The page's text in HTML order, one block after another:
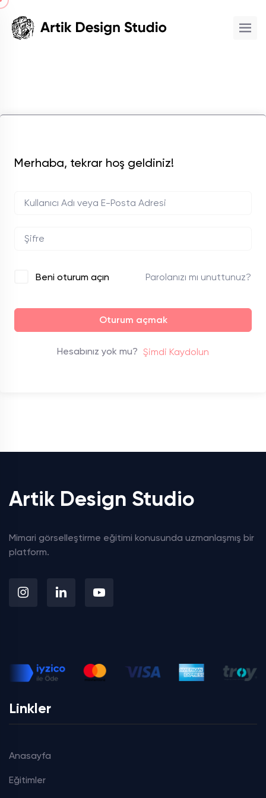
Merhaba, tekrar hoş geldiniz!
Beni oturum açın Parolanızı mı unuttunuz?
Oturum açmak
Hesabınız yok mu? Şimdi Kaydolun
Artik Design Studio
Mimari görselleştirme eğitimi konusunda uzmanlaşmış bir
platform.
Linkler
Anasayfa
Eğitimler